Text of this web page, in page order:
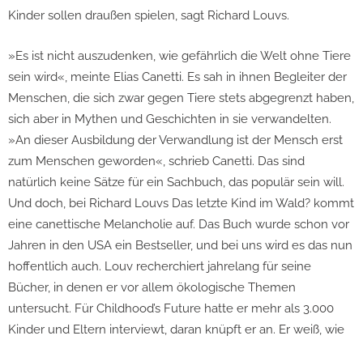
Kinder sollen draußen spielen, sagt Richard Louvs.
»Es ist nicht auszudenken, wie gefährlich die Welt ohne Tiere
sein wird«, meinte Elias Canetti. Es sah in ihnen Begleiter der
Menschen, die sich zwar gegen Tiere stets abgegrenzt haben,
sich aber in Mythen und Geschichten in sie verwandelten.
»An dieser Ausbildung der Verwandlung ist der Mensch erst
zum Menschen geworden«, schrieb Canetti. Das sind
natürlich keine Sätze für ein Sachbuch, das populär sein will.
Und doch, bei Richard Louvs Das letzte Kind im Wald? kommt
eine canettische Melancholie auf. Das Buch wurde schon vor
Jahren in den USA ein Bestseller, und bei uns wird es das nun
hoffentlich auch. Louv recherchiert jahrelang für seine
Bücher, in denen er vor allem ökologische Themen
untersucht. Für Childhood’s Future hatte er mehr als 3.000
Kinder und Eltern interviewt, daran knüpft er an. Er weiß, wie